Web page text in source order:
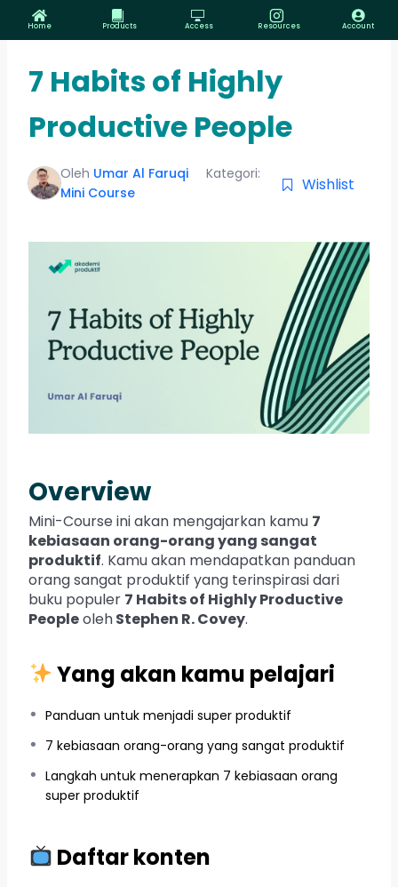
w
Home Products Access Resources Account
7 Habits of Highly
Productive People
Oleh Umar Al Faruqi
Kategori:
Mini Course
Wishlist
Overview
Mini-Course ini akan mengajarkan kamu 7
kebiasaan orang-orang yang sangat
produktif. Kamu akan mendapatkan panduan
orang sangat produktif yang terinspirasi dari
buku populer 7 Habits of Highly Productive
PeopleolehStephen R. Covey.
Yang akan kamu pelajari
Panduan untuk menjadi super produktif
7 kebiasaan orang-orang yang sangat produktif
Langkah untuk menerapkan 7 kebiasaan orang
super produktif
Daftar konten